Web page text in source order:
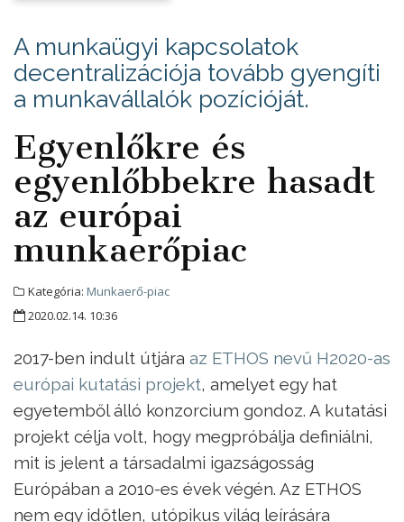
A munkaügyi kapcsolatok
decentralizációja tovább gyengíti
a munkavállalók pozícióját.
Egyenlőkre és
egyenlőbbekre hasadt
az európai
munkaerőpiac
Kategória: Munkaerő-piac
2020.02.14. 10:36
2017-ben indult útjára az ETHOS nevű H2020-as
európai kutatási projekt, amelyet egy hat
egyetemből álló konzorcium gondoz. A kutatási
projekt célja volt, hogy megpróbálja definiálni,
mit is jelent a társadalmi igazságosság
Európában a 2010-es évek végén. Az ETHOS
nem egy időtlen, utópikus világ leírására